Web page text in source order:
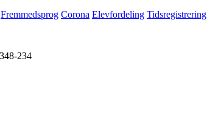
Fremmedsprog Corona Elevfordeling Tidsregistrering